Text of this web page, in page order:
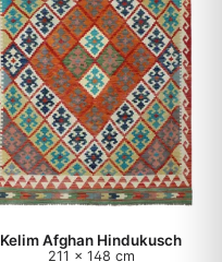
Kelim Afghan Hindukusch
211 x 148 cm